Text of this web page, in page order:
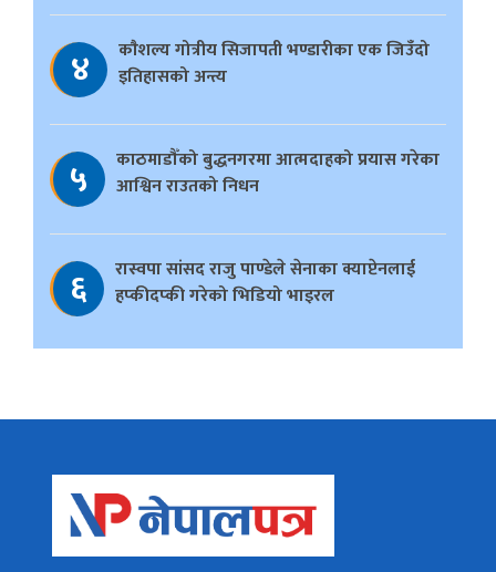
४
काैशल्य गोत्रीय सिजापती भण्डारीका एक जिउँदो
इतिहासको अन्त्य
५
काठमाडौँको बुद्धनगरमा आत्मदाहको प्रयास गरेका
आश्विन राउतको निधन
६
रास्वपा सांसद राजु पाण्डेले सेनाका क्याप्टेनलाई
हप्कीदप्की गरेको भिडियो भाइरल